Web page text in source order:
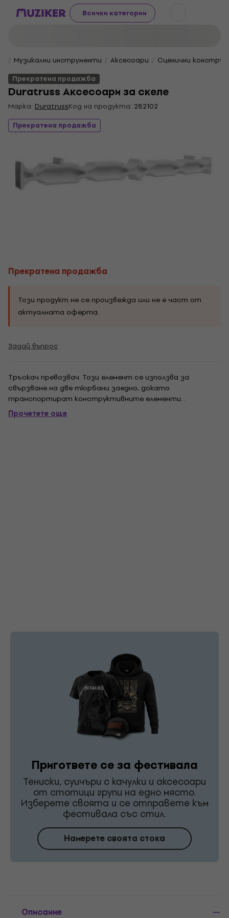
Всички категории
Музикални инструменти Aксесоари
Сценични
Прекратена продажба
Duratruss Аксесоари за скеле
Марка: DuratrussКод на продукта: 282102
Прекратена продажба
Прекратена продажба
Този продукт не се произвежда или не е част от
актуалната оферта.
Задай въпрос
Тръскач превозвач. Този елемент се използва за
свързване на две тюрбани заедно, докато
транспортират конструктивните елементи. .
Прочетете още
Пригответе се за фестивала
Тениски, суичъри с качулки и аксесоари
от стотици групи на едно място.
Изберете своята и се отправете към
фестивала със стил.
Намерете своята стока
Описание